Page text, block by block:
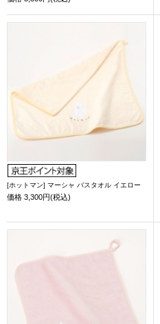
[ホットマン] マーシャ バスタオル イエロー
価格 3,300円(税込)